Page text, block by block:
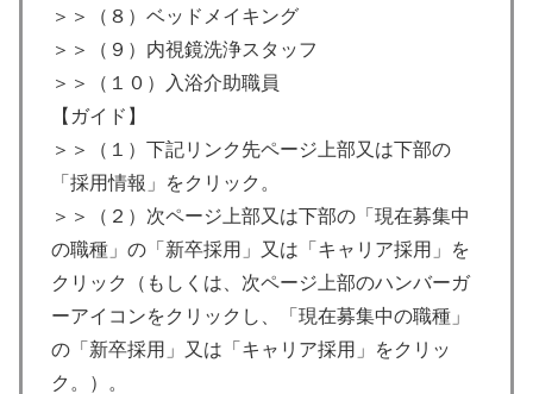
＞＞（８）ベッドメイキング
＞＞（９）内視鏡洗浄スタッフ
＞＞（１０）入浴介助職員
【ガイド】
＞＞（１）下記リンク先ページ上部又は下部の
「採用情報」をクリック。
＞＞（２）次ページ上部又は下部の「現在募集中
の職種」の「新卒採用」又は「キャリア採用」を
クリック（もしくは、次ページ上部のハンバーガ
ーアイコンをクリックし、「現在募集中の職種」
の「新卒採用」又は「キャリア採用」をクリッ
ク。）。